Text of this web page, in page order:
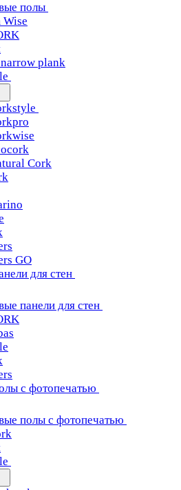
полы
plank
Cork
GO
для стен
панели для стен
с фотопечатью
полы с фотопечатью